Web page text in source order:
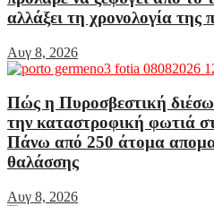
αλλάξει τη χρονολογία της
Αυγ 8, 2026
Πώς η Πυροσβεστική
την καταστροφική φωτιά
Πάνω από 250 άτομα
θαλάσσης
Αυγ 8, 2026